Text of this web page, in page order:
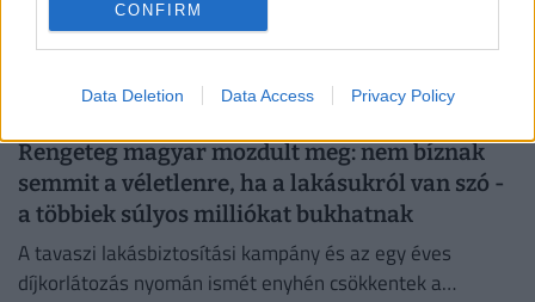
CONFIRM
Data Deletion Data Access Privacy Policy
Rengeteg magyar mozdult meg: nem bíznak
semmit a véletlenre, ha a lakásukról van szó -
a többiek súlyos milliókat bukhatnak
A tavaszi lakásbiztosítási kampány és az egy éves
díjkorlátozás nyomán ismét enyhén csökkentek a